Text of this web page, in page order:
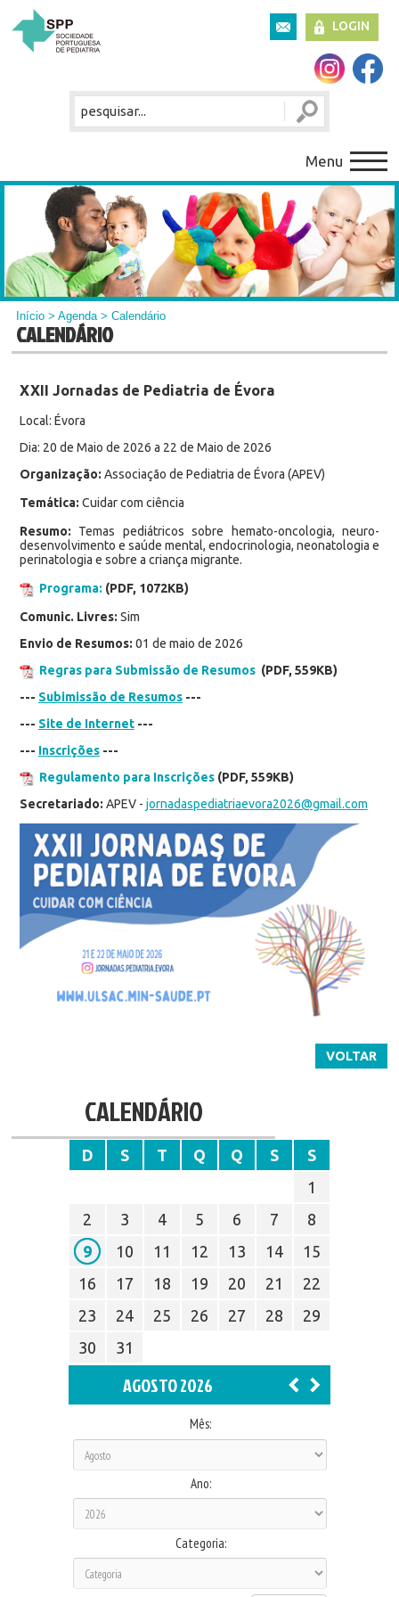
LOGIN
Menu
Início >Agenda> Calendário
CALENDÁRIO
XXII Jornadas de Pediatria de Évora
Local: Évora
Dia: 20 de Maio de 2026 a 22 de Maio de 2026
Organização: Associação de Pediatria de Évora (APEV)
Temática: Cuidar com ciência
Resumo: Temas pediátricos sobre hemato-oncologia, neuro-
desenvolvimento e saúde mental, endocrinologia, neonatologia e
perinatologia e sobre a criança migrante.
Programa: (PDF, 1072KB)
Comunic. Livres: Sim
Envio de Resumos: 01 de maio de 2026
Regras para Submissão de Resumos (PDF, 559KB)
--- Subimissão de Resumos---
--- Site de Internet---
--- Inscrições---
Regulamento para Inscrições (PDF, 559KB)
Secretariado: APEV - jornadaspediatriaevora2026@gmail.com
VOLTAR
CALENDÁRIO
D S T Q Q S
S
1
2
3 4 5 6 7
8
9
10 11 12 13 14
15
16
17 18 19 20 21
22
23
24 25 26 27 28
29
30
31
AGOSTO 2026
Mês:
Ano:
Categoria: